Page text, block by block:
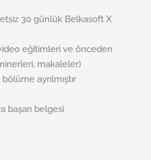
30 günlük Belkasoft X
eğitimleri ve önceden
makaleler)
ayrılmıştır
başarı belgesi